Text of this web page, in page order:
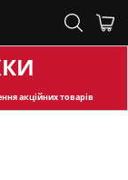
акційних товарів